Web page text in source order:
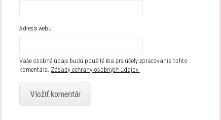
Adresa webu
Vaše osobné údaje budú použité iba pre účely zpracovania tohto
komentára. Zásady ochrany osobných údajov.